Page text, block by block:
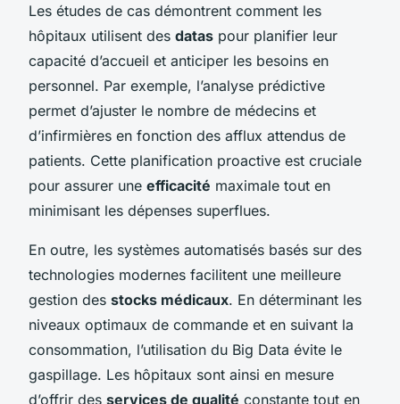
Les études de cas démontrent comment les
hôpitaux utilisent des datas pour planifier leur
capacité d’accueil et anticiper les besoins en
personnel. Par exemple, l’analyse prédictive
permet d’ajuster le nombre de médecins et
d’infirmières en fonction des afflux attendus de
patients. Cette planification proactive est cruciale
pour assurer une efficacité maximale tout en
minimisant les dépenses superflues.
En outre, les systèmes automatisés basés sur des
technologies modernes facilitent une meilleure
gestion des stocks médicaux. En déterminant les
niveaux optimaux de commande et en suivant la
consommation, l’utilisation du Big Data évite le
gaspillage. Les hôpitaux sont ainsi en mesure
d’offrir des services de qualité constante tout en